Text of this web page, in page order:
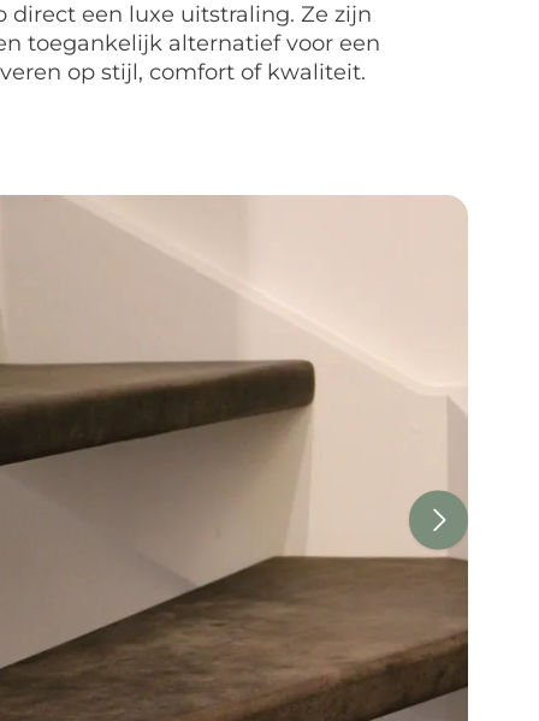
een luxe uitstraling. Ze zijn
toegankelijk alternatief voor een
op stijl, comfort of kwaliteit.